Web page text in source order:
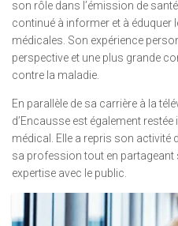
son rôle dans l’émission de
continué à informer et à éduquer
médicales. Son expérience
perspective et une plus grande
contre la maladie.
En parallèle de sa carrière à la
d’Encausse est également
médical. Elle a repris son activité
sa profession tout en
expertise avec le public.